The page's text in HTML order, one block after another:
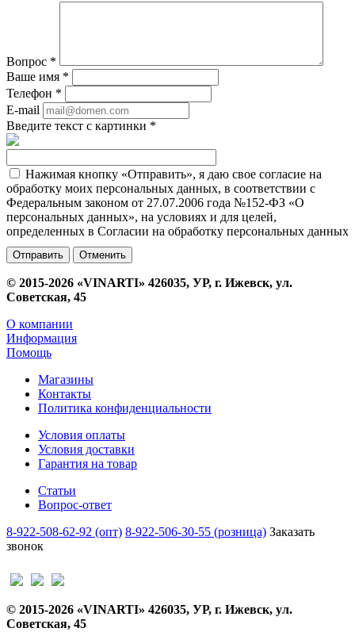
Вопрос *
Ваше имя *
Телефон *
E-mail
Введите текст с картинки *
Нажимая кнопку «Отправить», я даю свое согласие на
обработку моих персональных данных, в соответствии с
Федеральным законом от 27.07.2006 года №152-ФЗ «О
персональных данных», на условиях и для целей,
определенных в Согласии на обработку персональных данных
Отменить
© 2015-2026 «VINARTI» 426035, УР, г. Ижевск, ул.
Советская, 45
О компании
Информация
Помощь
Магазины
Контакты
Политика конфиденциальности
Условия оплаты
Условия доставки
Гарантия на товар
Статьи
Вопрос-ответ
8-922-508-62-92 (опт) 8-922-506-30-55 (розница) Заказать
звонок
© 2015-2026 «VINARTI» 426035, УР, г. Ижевск, ул.
Советская, 45